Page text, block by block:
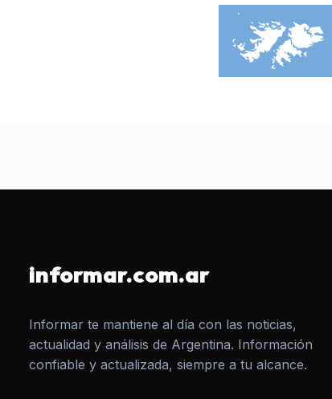
informar.com.ar
Informar te mantiene al día con las noticias,
actualidad y análisis de Argentina. Información
confiable y actualizada, siempre a tu alcance.